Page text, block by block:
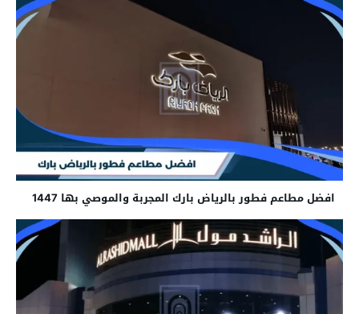
افضل مطاعم فطور بالرياض بارك المجربة والموصي بها 1447